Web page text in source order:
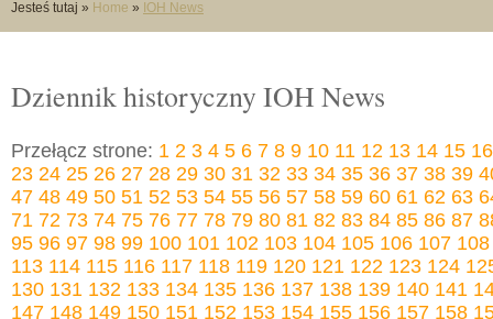
Jesteś tutaj » Home » IOH News
Dziennik historyczny IOH News
Przełącz strone: 1 2 3 4 5 6 7 8 9 10 11 12 13 14 15 16
23 24 25 26 27 28 29 30 31 32 33 34 35 36 37 38 39
47 48 49 50 51 52 53 54 55 56 57 58 59 60 61 62 63
71 72 73 74 75 76 77 78 79 80 81 82 83 84 85 86 87
95 96 97 98 99 100 101 102 103 104 105 106 107 108
113 114 115 116 117 118 119 120 121 122 123 124
130 131 132 133 134 135 136 137 138 139 140 141
147 148 149 150 151 152 153 154 155 156 157 158